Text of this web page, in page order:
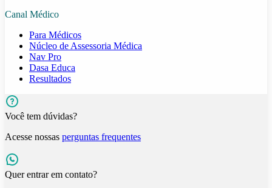
Canal Médico
Para Médicos
Núcleo de Assessoria Médica
Nav Pro
Dasa Educa
Resultados
Você tem dúvidas?
Acesse nossas perguntas frequentes
Quer entrar em contato?